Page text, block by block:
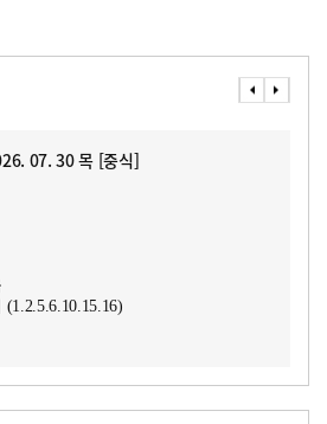
07. 30 목 [중식]